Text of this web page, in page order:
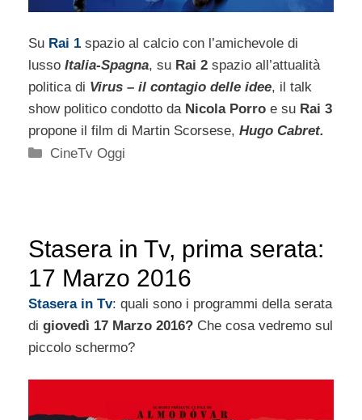
Su Rai 1 spazio al calcio con l’amichevole di
lusso Italia-Spagna, su Rai 2 spazio all’attualità
politica di Virus – il contagio delle idee, il talk
show politico condotto da Nicola Porro e su Rai 3
propone il film di Martin Scorsese, Hugo Cabret.
Categorie
CineTv Oggi
Stasera in Tv, prima serata:
17 Marzo 2016
Stasera in Tv: quali sono i programmi della serata
di giovedì 17 Marzo 2016? Che cosa vedremo sul
piccolo schermo?